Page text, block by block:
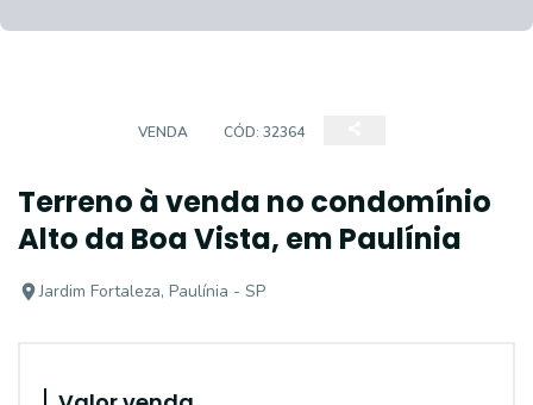
VENDA CÓD: 32364
Terreno à venda no condomínio
Alto da Boa Vista, em Paulínia
Jardim Fortaleza, Paulínia - SP